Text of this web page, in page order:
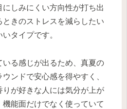
にしみにくい方向性が打ち出
ときのストレスを減らしたい
タイプです。
いる感じが出るため、真夏の
ンドで安心感を得やすく、
りが好きな人には気分が上が
能面だけでなく使っていて